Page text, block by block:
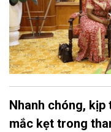
Nhanh chóng,
mắc kẹt trong